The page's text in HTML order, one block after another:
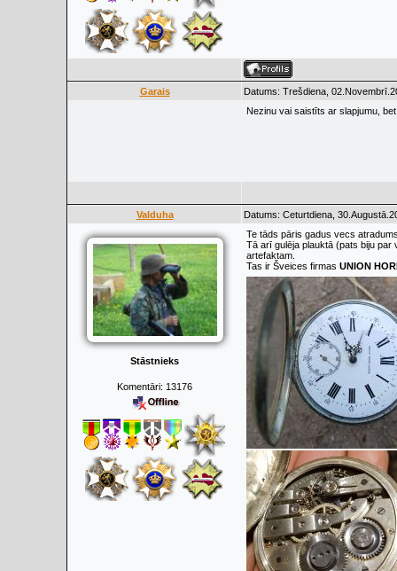
Garais
Datums: Trešdiena,
Nezinu vai saistīts ar slapjumu,
Valduha Datums: Ceturtdiena,
Stāstnieks
Komentāri: 13176
Te tāds pāris gadus vecs
Tā arī gulēja plauktā (pats biju
artefaktam.
Tas ir Šveices firmas UNION